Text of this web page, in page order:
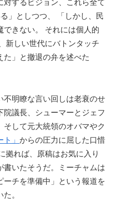
するビジョン、これら全て
」としつつ、 「しかし、民
できない。 それには個人的
新しい世代にバトンタッチ
た」と撤退の弁を述べた
不明瞭な言い回しは老衰のせ
議長、シューマーとジェフ
そして元大統領のオバマやク
」 からの圧力に屈した口惜
拠れば、原稿はお気に入り
書いたそうだ。ミーチャムは
ーチを準備中」という報道を
。